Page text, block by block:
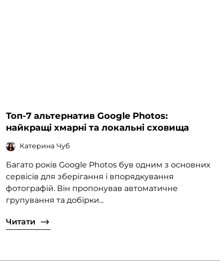
Топ-7 альтернатив Google Photos:
найкращі хмарні та локальні сховища
Катерина Чуб
Багато років Google Photos був одним з основних
сервісів для зберігання і впорядкування
фотографій. Він пропонував автоматичне
групування та добірки...
Читати